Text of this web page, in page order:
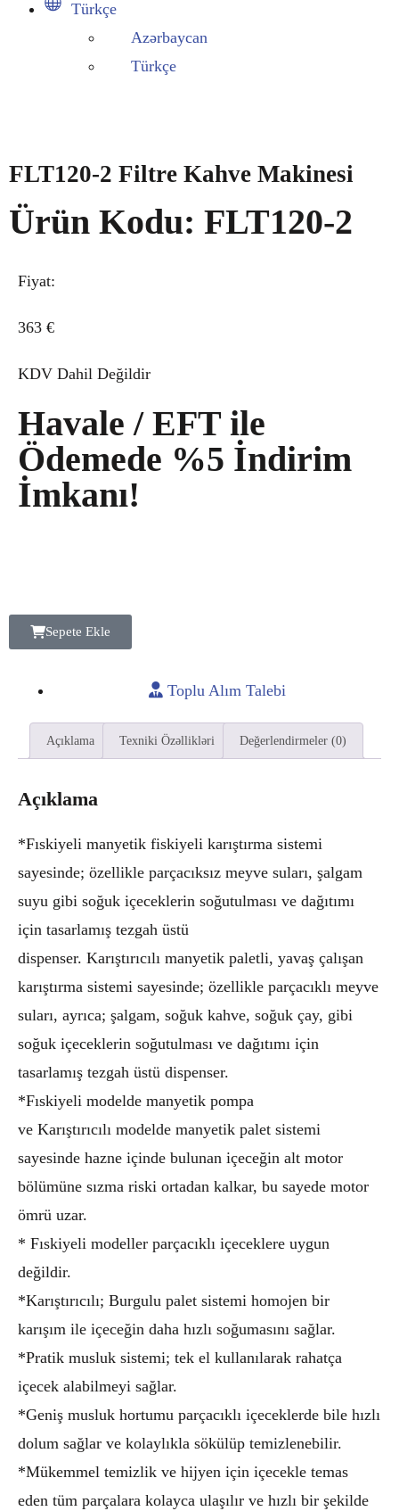
Türkçe
Azərbaycan
Türkçe
FLT120-2 Filtre Kahve Makinesi
Ürün Kodu: FLT120-2
Fiyat:
363 €
KDV Dahil Değildir
Havale / EFT ile
Ödemede %5 İndirim
İmkanı!
Sepete Ekle
Toplu Alım Talebi
Açıklama Texniki Özəllikləri Değerlendirmeler (0)
Açıklama
*Fıskiyeli manyetik fiskiyeli karıştırma sistemi
sayesinde; özellikle parçacıksız meyve suları, şalgam
suyu gibi soğuk içeceklerin soğutulması ve dağıtımı
için tasarlamış tezgah üstü
dispenser. Karıştırıcılı manyetik paletli, yavaş çalışan
karıştırma sistemi sayesinde; özellikle parçacıklı meyve
suları, ayrıca; şalgam, soğuk kahve, soğuk çay, gibi
soğuk içeceklerin soğutulması ve dağıtımı için
tasarlamış tezgah üstü dispenser.
*Fıskiyeli modelde manyetik pompa
ve Karıştırıcılı modelde manyetik palet sistemi
sayesinde hazne içinde bulunan içeceğin alt motor
bölümüne sızma riski ortadan kalkar, bu sayede motor
ömrü uzar.
* Fıskiyeli modeller parçacıklı içeceklere uygun
değildir.
*Karıştırıcılı; Burgulu palet sistemi homojen bir
karışım ile içeceğin daha hızlı soğumasını sağlar.
*Pratik musluk sistemi; tek el kullanılarak rahatça
içecek alabilmeyi sağlar.
*Geniş musluk hortumu parçacıklı içeceklerde bile hızlı
dolum sağlar ve kolaylıkla sökülüp temizlenebilir.
*Mükemmel temizlik ve hijyen için içecekle temas
eden tüm parçalara kolayca ulaşılır ve hızlı bir şekilde